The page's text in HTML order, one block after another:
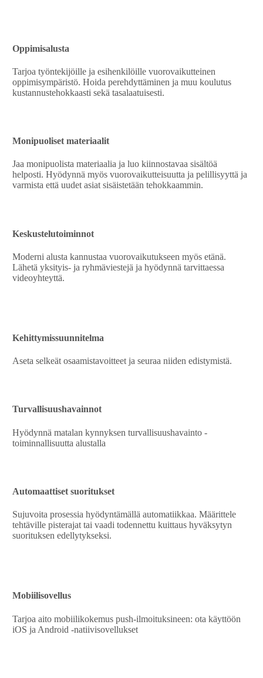
Oppimisalusta
Tarjoa työntekijöille ja esihenkilöille vuorovaikutteinen
oppimisympäristö. Hoida perehdyttäminen ja muu koulutus
kustannustehokkaasti sekä tasalaatuisesti.
Monipuoliset materiaalit
Jaa monipuolista materiaalia ja luo kiinnostavaa sisältöä
helposti. Hyödynnä myös vuorovaikutteisuutta ja pelillisyyttä ja
varmista että uudet asiat sisäistetään tehokkaammin.
Keskustelutoiminnot
Moderni alusta kannustaa vuorovaikutukseen myös etänä.
Lähetä yksityis- ja ryhmäviestejä ja hyödynnä tarvittaessa
videoyhteyttä.
Kehittymissuunnitelma
Aseta selkeät osaamistavoitteet ja seuraa niiden edistymistä.
Turvallisuushavainnot
Hyödynnä matalan kynnyksen turvallisuushavainto -
toiminnallisuutta alustalla
Automaattiset suoritukset
Sujuvoita prosessia hyödyntämällä automatiikkaa. Määrittele
tehtäville pisterajat tai vaadi todennettu kuittaus hyväksytyn
suorituksen edellytykseksi.
Mobiilisovellus
Tarjoa aito mobiilikokemus push-ilmoituksineen: ota käyttöön
iOS ja Android -natiivisovellukset